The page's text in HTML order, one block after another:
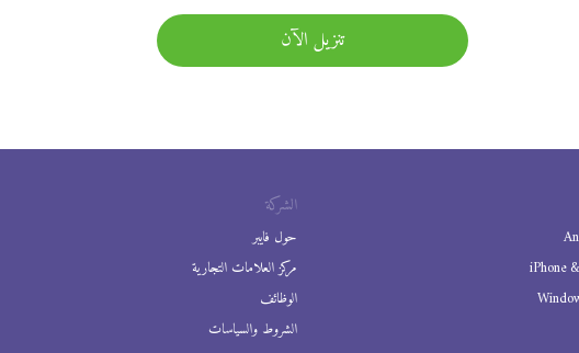
تنزيل الآن
الشركة
حول فايبر
مركز العلامات التجارية
الوظائف
الشروط والسياسات
iPhone